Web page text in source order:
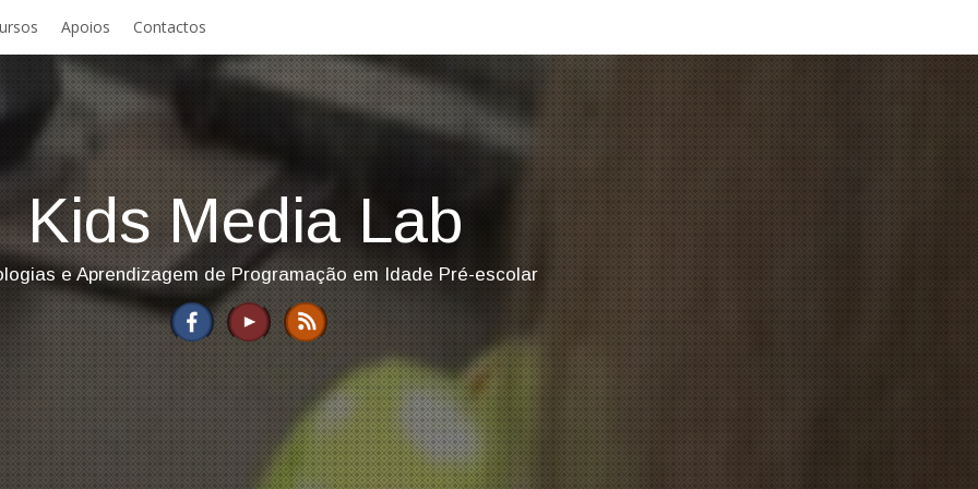
Apoios Contactos
Kids Media Lab
e Aprendizagem de Programação em Idade Pré-escolar